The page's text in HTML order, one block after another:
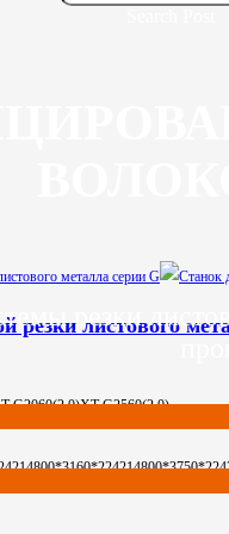
резки листового
G2060(2.0)XT-G2560(2.0)
14800*3160*2242
резки